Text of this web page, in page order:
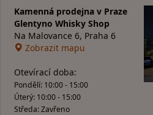
Kamenná prodejna v Praze
Glentyno Whisky Shop
Na Malovance 6, Praha 6
Zobrazit mapu
Otevírací doba:
Pondělí: 10:00 - 15:00
Úterý: 10:00 - 15:00
Středa: Zavřeno